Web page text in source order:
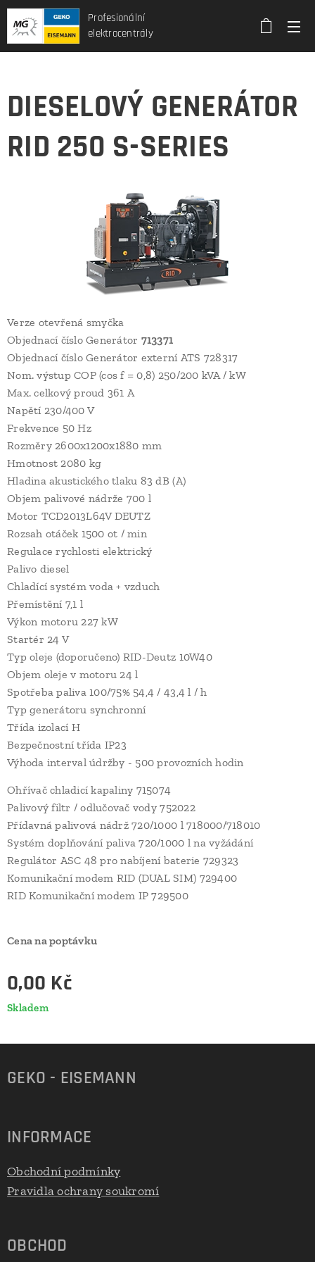
Profesionální
elektrocentrály
DIESELOVÝ GENERÁTOR
RID 250 S-SERIES
Verze otevřená smyčka
Objednací číslo Generátor 713371
Objednací číslo Generátor externí ATS 728317
Nom. výstup COP (cos f = 0,8) 250/200 kVA / kW
Max. celkový proud 361 A
Napětí 230/400 V
Frekvence 50 Hz
Rozměry 2600x1200x1880 mm
Hmotnost 2080 kg
Hladina akustického tlaku 83 dB (A)
Objem palivové nádrže 700 l
Motor TCD2013L64V DEUTZ
Rozsah otáček 1500 ot / min
Regulace rychlosti elektrický
Palivo diesel
Chladící systém voda + vzduch
Přemístění 7,1 l
Výkon motoru 227 kW
Startér 24 V
Typ oleje (doporučeno) RID-Deutz 10W40
Objem oleje v motoru 24 l
Spotřeba paliva 100/75% 54,4 / 43,4 l / h
Typ generátoru synchronní
Třída izolací H
Bezpečnostní třída IP23
Výhoda interval údržby - 500 provozních hodin
Ohřívač chladicí kapaliny 715074
Palivový filtr / odlučovač vody 752022
Přídavná palivová nádrž 720/1000 l 718000/718010
Systém doplňování paliva 720/1000 l na vyžádání
Regulátor ASC 48 pro nabíjení baterie 729323
Komunikační modem RID (DUAL SIM) 729400
RID Komunikační modem IP 729500
Cena na poptávku
0,00 Kč
Skladem
GEKO - EISEMANN
INFORMACE
Obchodní podmínky
Pravidla ochrany soukromí
OBCHOD